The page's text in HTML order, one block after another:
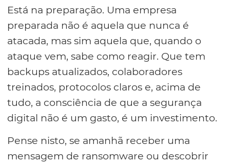
Está na preparação. Uma empresa
preparada não é aquela que nunca é
atacada, mas sim aquela que, quando o
ataque vem, sabe como reagir. Que tem
backups atualizados, colaboradores
treinados, protocolos claros e, acima de
tudo, a consciência de que a segurança
digital não é um gasto, é um investimento.
Pense nisto, se amanhã receber uma
mensagem de ransomware ou descobrir